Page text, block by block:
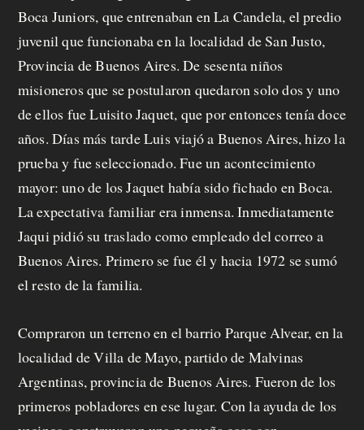
Boca Juniors, que entrenaban en La Candela, el predio
juvenil que funcionaba en la localidad de San Justo,
Provincia de Buenos Aires. De sesenta niños
misioneros que se postularon quedaron solo dos y uno
de ellos fue Luisito Jaquet, que por entonces tenía doce
años. Días más tarde Luis viajó a Buenos Aires, hizo la
prueba y fue seleccionado. Fue un acontecimiento
mayor: uno de los Jaquet había sido fichado en Boca.
La expectativa familiar era inmensa. Inmediatamente
Jaqui pidió su traslado como empleado del correo a
Buenos Aires. Primero se fue él y hacia 1972 se sumó
el resto de la familia.
Compraron un terreno en el barrio Parque Alvear, en la
localidad de Villa de Mayo, partido de Malvinas
Argentinas, provincia de Buenos Aires. Fueron de los
primeros pobladores en ese lugar. Con la ayuda de los